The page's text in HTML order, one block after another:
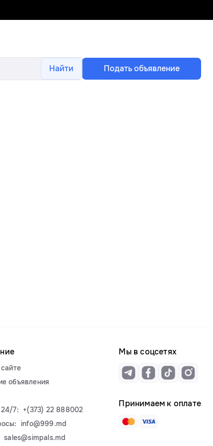
Найти Подать объявление
объявления
7: +(373) 22 888002
info@999.md
sales@simpals.md
Мы в соцсетях
Принимаем к оплате